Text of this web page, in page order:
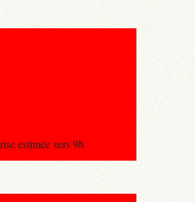
estimée vers 9h